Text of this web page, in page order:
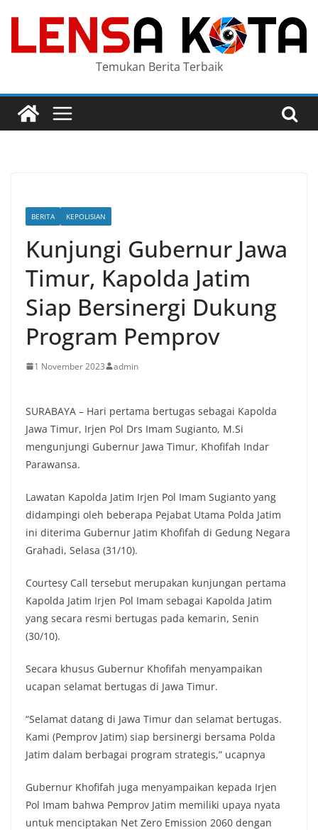
content
Temukan Berita Terbaik
BERITA KEPOLISIAN
Kunjungi Gubernur Jawa
Timur, Kapolda Jatim
Siap Bersinergi Dukung
Program Pemprov
1 November 2023 admin
SURABAYA – Hari pertama bertugas sebagai Kapolda
Jawa Timur, Irjen Pol Drs Imam Sugianto, M.Si
mengunjungi Gubernur Jawa Timur, Khofifah Indar
Parawansa.
Lawatan Kapolda Jatim Irjen Pol Imam Sugianto yang
didampingi oleh beberapa Pejabat Utama Polda Jatim
ini diterima Gubernur Jatim Khofifah di Gedung Negara
Grahadi, Selasa (31/10).
Courtesy Call tersebut merupakan kunjungan pertama
Kapolda Jatim Irjen Pol Imam sebagai Kapolda Jatim
yang secara resmi bertugas pada kemarin, Senin
(30/10).
Secara khusus Gubernur Khofifah menyampaikan
ucapan selamat bertugas di Jawa Timur.
“Selamat datang di Jawa Timur dan selamat bertugas.
Kami (Pemprov Jatim) siap bersinergi bersama Polda
Jatim dalam berbagai program strategis,” ucapnya
Gubernur Khofifah juga menyampaikan kepada Irjen
Pol Imam bahwa Pemprov Jatim memiliki upaya nyata
untuk menciptakan Net Zero Emission 2060 dengan